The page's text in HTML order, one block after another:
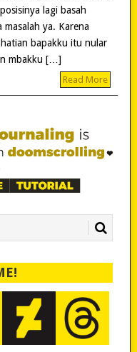
lagi basah
ya. Karena
bapakku itu nular
mbakku […]
Read More